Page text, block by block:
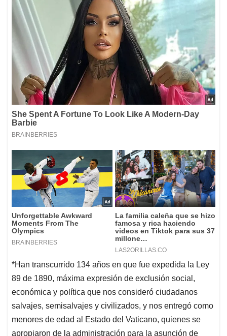
*Han transcurrido 134 años en que fue expedida la Ley
89 de 1890, máxima expresión de exclusión social,
económica y política que nos consideró ciudadanos
salvajes, semisalvajes y civilizados, y nos entregó como
menores de edad al Estado del Vaticano, quienes se
apropiaron de la administración para la asunción de